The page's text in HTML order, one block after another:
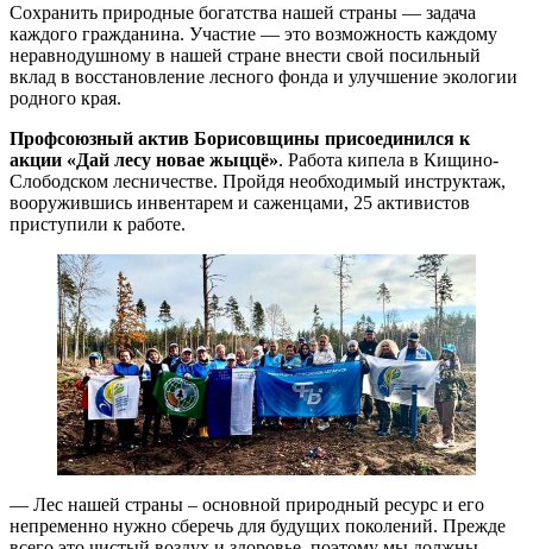
Сохранить природные богатства нашей страны — задача
каждого гражданина. Участие — это возможность каждому
неравнодушному в нашей стране внести свой посильный
вклад в восстановление лесного фонда и улучшение экологии
родного края.
Профсоюзный актив Борисовщины присоединился к
акции «Дай лесу новае жыццё». Работа кипела в Кищино-
Слободском лесничестве. Пройдя необходимый инструктаж,
вооружившись инвентарем и саженцами, 25 активистов
приступили к работе.
— Лес нашей страны – основной природный ресурс и его
непременно нужно сберечь для будущих поколений. Прежде